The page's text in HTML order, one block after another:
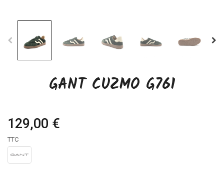
GANT CUZMO G761
129,00 €
TTC